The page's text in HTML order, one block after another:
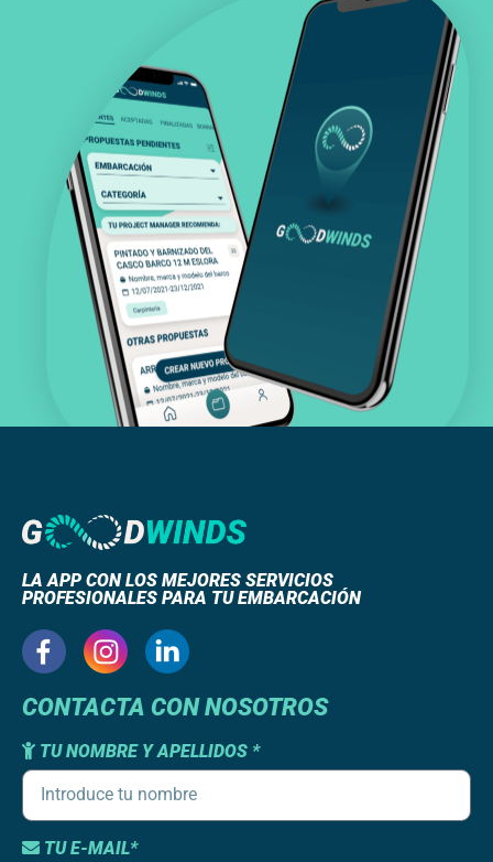
LA APP CON LOS MEJORES SERVICIOS
PROFESIONALES PARA TU EMBARCACIÓN
CONTACTA CON NOSOTROS
TU NOMBRE Y APELLIDOS *
TU E-MAIL*